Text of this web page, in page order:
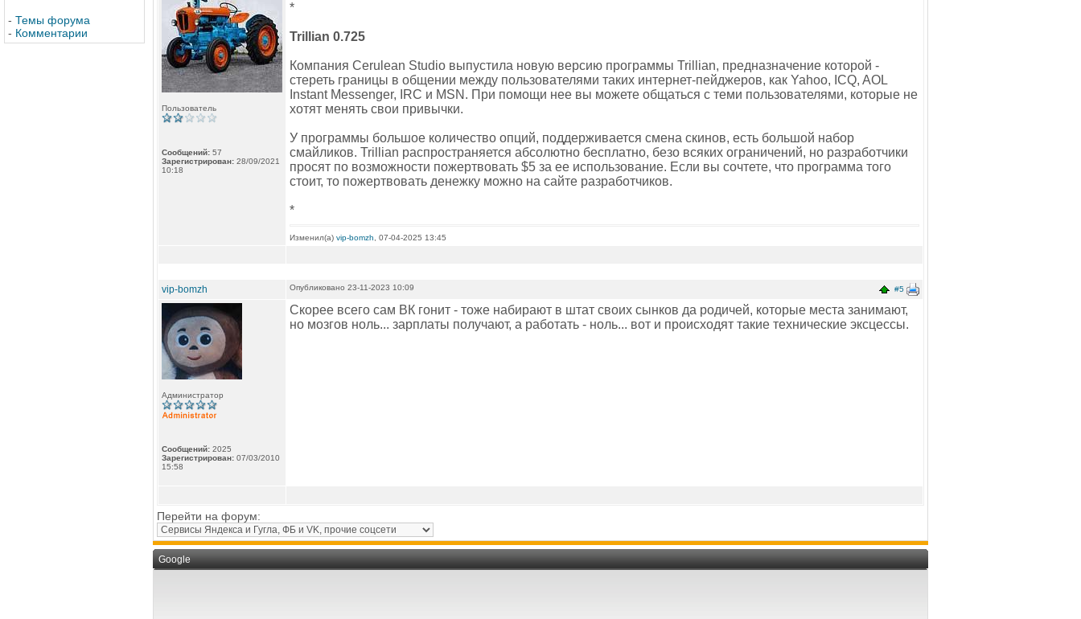
- Темы форума
- Комментарии
Пользователь
Сообщений: 57
Зарегистрирован: 28/09/2021
10:18
*
Trillian 0.725
Компания Cerulean Studio выпустила новую версию программы Trillian, предназначение которой -
стереть границы в общении между пользователями таких интернет-пейджеров, как Yahoo, ICQ, AOL
Instant Messenger, IRC и MSN. При помощи нее вы можете общаться с теми пользователями, которые не
хотят менять свои привычки.
У программы большое количество опций, поддерживается смена скинов, есть большой набор
смайликов. Trillian распространяется абсолютно бесплатно, безо всяких ограничений, но разработчики
просят по возможности пожертвовать $5 за ее использование. Если вы сочтете, что программа того
стоит, то пожертвовать денежку можно на сайте разработчиков.
*
Изменил(а) vip-bomzh , 07-04-2025 13:45
vip-bomzh #5
Опубликовано 23-11-2023 10:09
Администратор
Сообщений: 2025
Зарегистрирован: 07/03/2010
15:58
Скорее всего сам ВК гонит - тоже набирают в штат своих сынков да родичей, которые места занимают,
но мозгов ноль... зарплаты получают, а работать - ноль... вот и происходят такие технические эксцессы.
Перейти на форум:
Google